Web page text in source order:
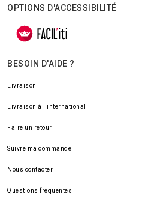
OPTIONS D'ACCESSIBILITÉ
BESOIN D'AIDE ?
Livraison
Livraison à l'international
Faire un retour
Suivre ma commande
Nous contacter
Questions fréquentes